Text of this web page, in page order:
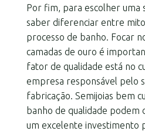
Por fim, para escolher uma
saber diferenciar entre
processo de banho. Focar
camadas de ouro é
fator de qualidade está no
empresa responsável pelo
fabricação. Semijoias bem
banho de qualidade podem
um excelente investimento